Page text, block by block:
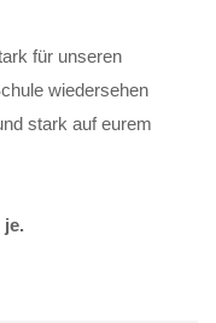
für unseren
wiedersehen
stark auf eurem